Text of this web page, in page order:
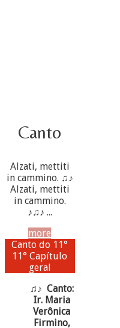
Canto
Alzati, mettiti
in cammino. ♫♪
Alzati, mettiti
in cammino.
♪♫♪ ...
more
Canto do 11°
11° Capítulo
geral
♫♪ Canto:
Ir. Maria
Verônica
Firmino,